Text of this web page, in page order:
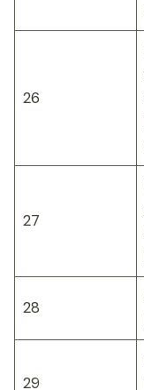
26
27
28
29